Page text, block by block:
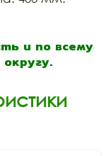
и по всему